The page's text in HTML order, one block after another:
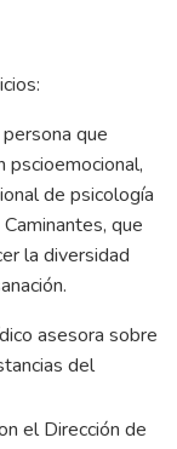
que
pscioemocional,
de psicología
que
la diversidad
asesora sobre
del
el Dirección de